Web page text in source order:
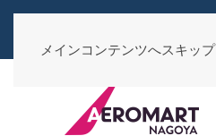
メインコンテンツへスキップ